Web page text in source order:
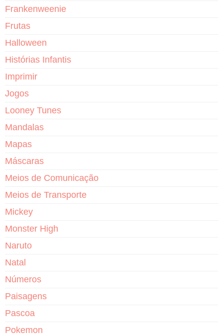
Frankenweenie
Frutas
Halloween
Histórias Infantis
Imprimir
Jogos
Looney Tunes
Mandalas
Mapas
Máscaras
Meios de Comunicação
Meios de Transporte
Mickey
Monster High
Naruto
Natal
Números
Paisagens
Pascoa
Pokemon